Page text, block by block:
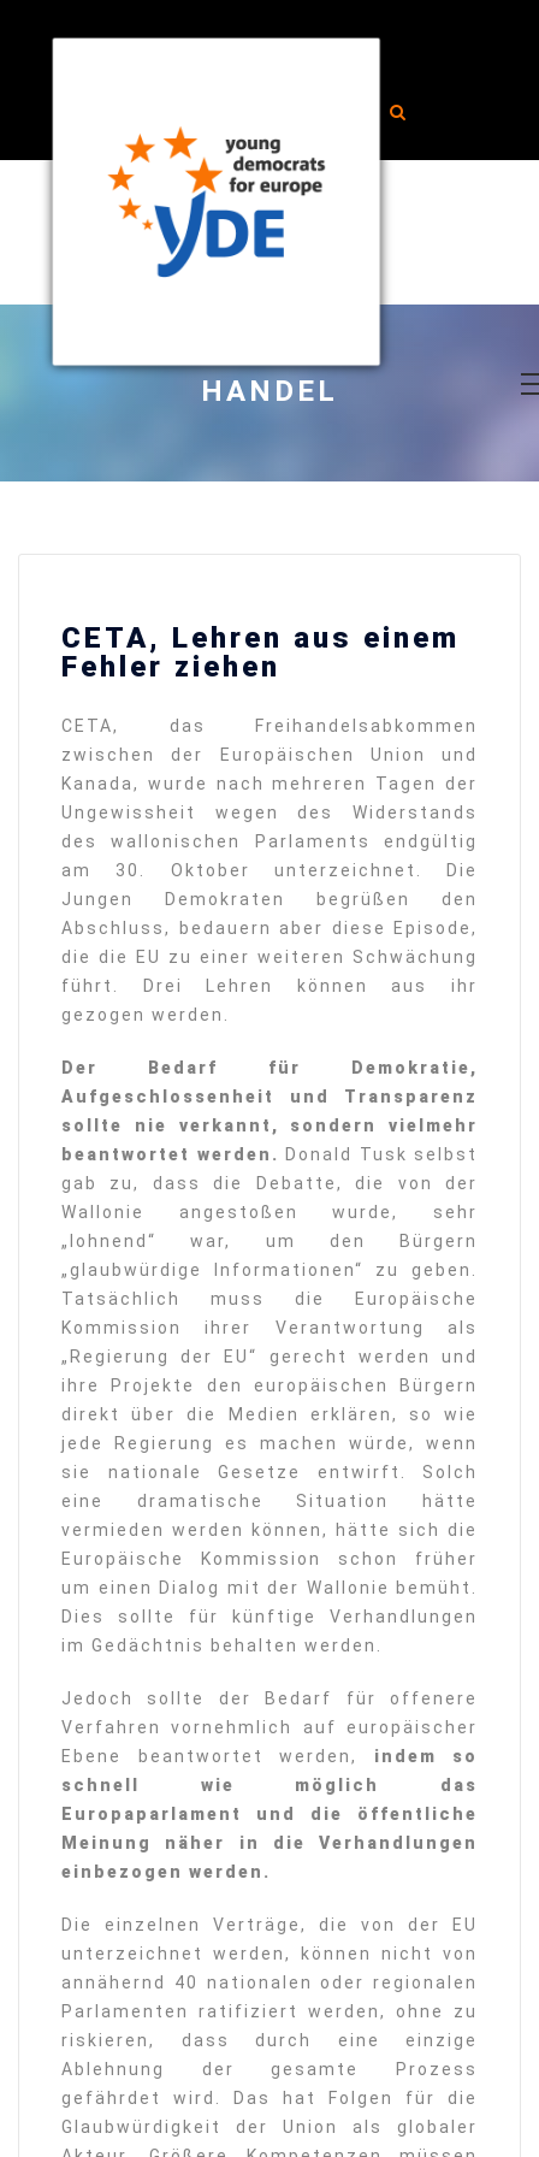
HANDEL
CETA, Lehren aus einem
Fehler ziehen
CETA, das Freihandelsabkommen
zwischen der Europäischen Union und
Kanada, wurde nach mehreren Tagen der
Ungewissheit wegen des Widerstands
des wallonischen Parlaments endgültig
am 30. Oktober unterzeichnet. Die
Jungen Demokraten begrüßen den
Abschluss, bedauern aber diese Episode,
die die EU zu einer weiteren Schwächung
führt. Drei Lehren können aus ihr
gezogen werden.
Der Bedarf für Demokratie,
Aufgeschlossenheit und Transparenz
sollte nie verkannt, sondern vielmehr
beantwortet werden.
Donald Tusk selbst
gab zu, dass die Debatte, die von der
Wallonie angestoßen wurde, sehr
„lohnend“ war, um den Bürgern
„glaubwürdige Informationen“ zu geben.
Tatsächlich muss die Europäische
Kommission ihrer Verantwortung als
„Regierung der EU“ gerecht werden und
ihre Projekte den europäischen Bürgern
direkt über die Medien erklären, so wie
jede Regierung es machen würde, wenn
sie nationale Gesetze entwirft. Solch
eine dramatische Situation hätte
vermieden werden können, hätte sich die
Europäische Kommission schon früher
um einen Dialog mit der Wallonie bemüht.
Dies sollte für künftige Verhandlungen
im Gedächtnis behalten werden.
Jedoch sollte der Bedarf für offenere
Verfahren vornehmlich auf europäischer
Ebene beantwortet werden, indem so
schnell wie möglich das
Europaparlament und die öffentliche
Meinung näher in die Verhandlungen
einbezogen werden.
Die einzelnen Verträge, die von der EU
unterzeichnet werden, können nicht von
annähernd 40 nationalen oder regionalen
Parlamenten ratifiziert werden, ohne zu
riskieren, dass durch eine einzige
Ablehnung der gesamte Prozess
gefährdet wird. Das hat Folgen für die
Glaubwürdigkeit der Union als globaler